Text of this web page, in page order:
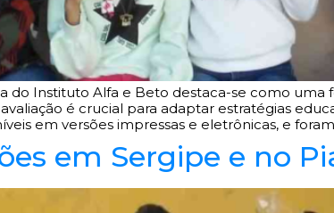
do Instituto Alfa e Beto destaca-se como
avaliação é crucial para adaptar estratégias
em versões impressas e eletrônicas, e
em Sergipe e no